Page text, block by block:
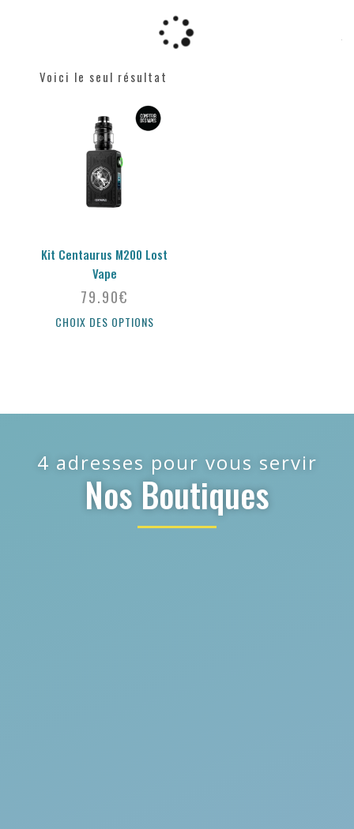
Voici le seul résultat
Kit Centaurus M200 Lost
Vape
79.90€
CHOIX DES OPTIONS
4 adresses pour vous servir
Nos Boutiques